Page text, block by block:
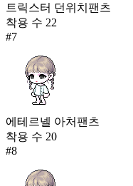
트릭스터 던위치팬츠
착용 수 22
#7
에테르넬 아처팬츠
착용 수 20
#8